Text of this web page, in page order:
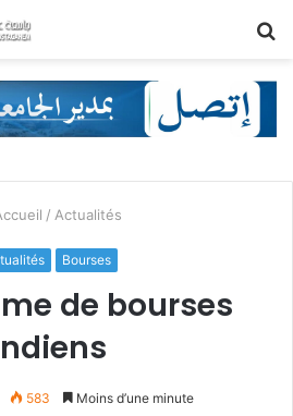
/ Actualités
Bourses
de bourses
583 Moins d’une minute